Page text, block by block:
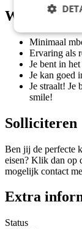
Wat wij
Minimaal
Ervaring als
Je bent in
Je kan goed
Je straalt! Je
smile!
Solliciteren
Ben jij de perfecte
eisen? Klik dan op
mogelijk contact
Extra
Status